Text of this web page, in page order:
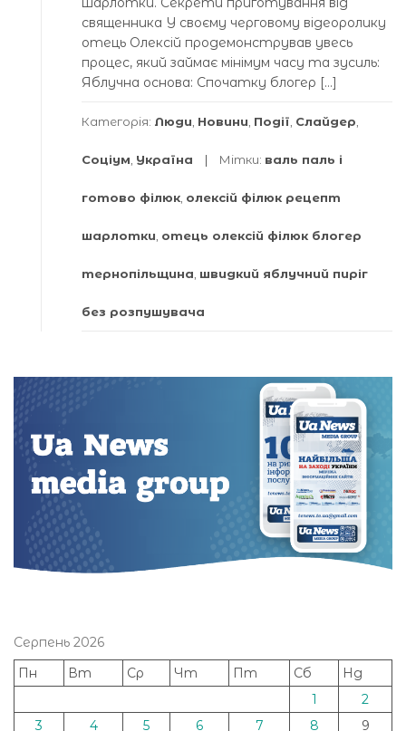
священника У своєму черговому відеоролику
отець Олексій продемонстрував увесь
процес, який займає мінімум часу та зусиль:
Яблучна основа: Спочатку блогер […]
Категорія: Люди Новини Події Слайдер
Соціум Україна Мітки: валь паль і
готово філюк олексій філюк рецепт
шарлотки отець олексій філюк блогер
тернопільщина швидкий яблучний пиріг
без розпушувача
Серпень 2026
Пн
Вт Ср Чт Пт Сб
Нд
1
2
3
4 5 6 7 8
9